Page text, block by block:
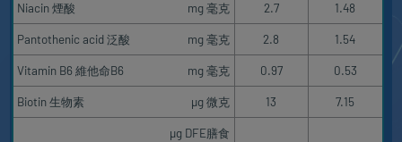
Niacin 煙酸 mg 毫克 2.7 1.48
Pantothenic acid 泛酸 mg 毫克 2.8 1.54
Vitamin B6 維他命B6 mg 毫克 0.97 0.53
Biotin 生物素 μg 微克 13 7.15
μg DFE膳食